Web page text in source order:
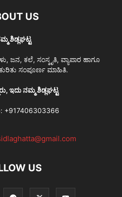
US
ಶಿಡ್ಲಘಟ್ಟ
ಜನ, ಕಲೆ, ಸಂಸ್ಕೃತಿ, ವ್ಯಾಪಾರ ಹಾಗೂ
ಸಂಪೂರ್ಣ ಮಾಹಿತಿ.
ಇದು ನಮ್ಮ ಶಿಡ್ಲಘಟ್ಟ
+917406303366
US